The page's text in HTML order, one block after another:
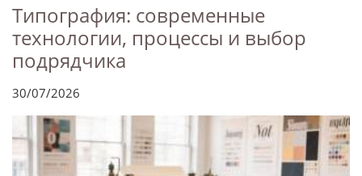
Типография: современные
технологии, процессы и выбор
подрядчика
30/07/2026